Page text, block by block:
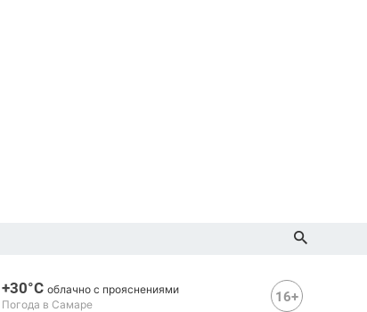
+30°C облачно с прояснениями
Погода в Самаре
16+